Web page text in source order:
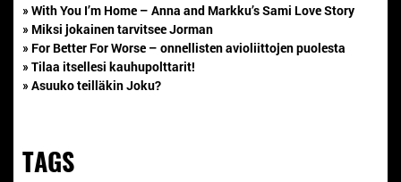
» With You I’m Home – Anna and Markku’s Sami Love Story
» Miksi jokainen tarvitsee Jorman
» For Better For Worse – onnellisten avioliittojen puolesta
» Tilaa itsellesi kauhupolttarit!
» Asuuko teilläkin Joku?
TAGS